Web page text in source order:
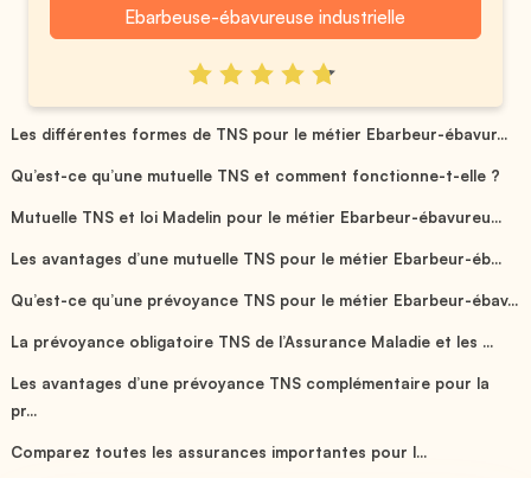
Ebarbeuse-ébavureuse industrielle
Les différentes formes de TNS pour le métier Ebarbeur-ébavur...
Qu’est-ce qu’une mutuelle TNS et comment fonctionne-t-elle ?
Mutuelle TNS et loi Madelin pour le métier Ebarbeur-ébavureu...
Les avantages d’une mutuelle TNS pour le métier Ebarbeur-éb...
Qu’est-ce qu’une prévoyance TNS pour le métier Ebarbeur-ébav...
La prévoyance obligatoire TNS de l’Assurance Maladie et les ...
Les avantages d’une prévoyance TNS complémentaire pour la
pr...
Comparez toutes les assurances importantes pour l...